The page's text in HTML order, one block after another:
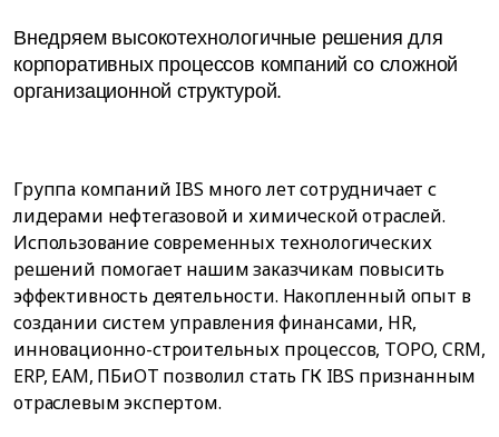
Внедряем высокотехнологичные решения для
корпоративных процессов компаний со сложной
организационной структурой.
Группа компаний IBS много лет сотрудничает с
лидерами нефтегазовой и химической отраслей.
Использование современных технологических
решений помогает нашим заказчикам повысить
эффективность деятельности. Накопленный опыт в
создании систем управления финансами, HR,
инновационно-строительных процессов, ТОРО, CRM,
ERP, EAM, ПБиОТ позволил стать ГК IBS признанным
отраслевым экспертом.